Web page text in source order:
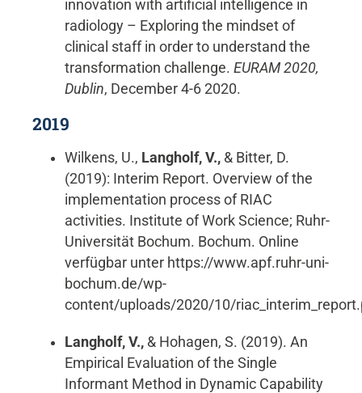
innovation with artificial intelligence in
radiology – Exploring the mindset of
clinical staff in order to understand the
transformation challenge. EURAM 2020,
Dublin, December 4-6 2020.
2019
Wilkens, U., Langholf, V., & Bitter, D.
(2019): Interim Report. Overview of the
implementation process of RIAC
activities. Institute of Work Science; Ruhr-
Universität Bochum. Bochum. Online
verfügbar unter https://www.apf.ruhr-uni-
bochum.de/wp-
content/uploads/2020/10/
Langholf, V., & Hohagen, S. (2019). An
Empirical Evaluation of the Single
Informant Method in Dynamic Capability